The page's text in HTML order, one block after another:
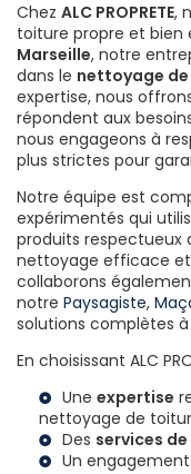
Chez ALC PROPRETE,
toiture propre et bien
Marseille, notre
dans le nettoyage
expertise, nous
répondent aux
nous engageons à
plus strictes pour
Notre équipe est
expérimentés qui
produits respectueux
nettoyage efficace et
collaborons
notre Paysagiste,
solutions complètes
En choisissant ALC
Une expertise
nettoyage de
Des services
Un